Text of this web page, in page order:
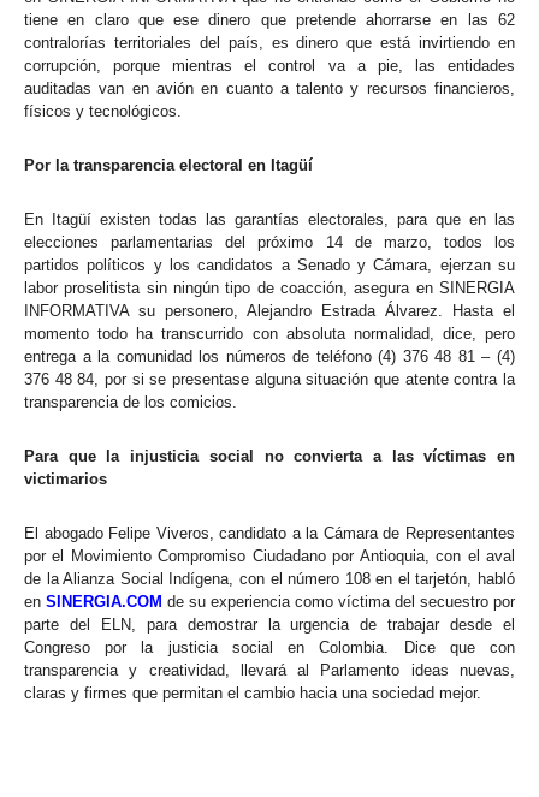
tiene en claro que ese dinero que pretende ahorrarse en las 62
contralorías territoriales del país, es dinero que está invirtiendo en
corrupción, porque mientras el control va a pie, las entidades
auditadas van en avión en cuanto a talento y recursos financieros,
físicos y tecnológicos.
Por la transparencia electoral en Itagüí
En Itagüí existen todas las garantías electorales, para que en las
elecciones parlamentarias del próximo 14 de marzo, todos los
partidos políticos y los candidatos a Senado y Cámara, ejerzan su
labor proselitista sin ningún tipo de coacción, asegura en SINERGIA
INFORMATIVA su personero, Alejandro Estrada Álvarez. Hasta el
momento todo ha transcurrido con absoluta normalidad, dice, pero
entrega a la comunidad los números de teléfono (4) 376 48 81 – (4)
376 48 84, por si se presentase alguna situación que atente contra la
transparencia de los comicios.
Para que la injusticia social no convierta a las víctimas en
victimarios
El abogado Felipe Viveros, candidato a la Cámara de Representantes
por el Movimiento Compromiso Ciudadano por Antioquia, con el aval
de la Alianza Social Indígena, con el número 108 en el tarjetón, habló
en SINERGIA.COM de su experiencia como víctima del secuestro por
parte del ELN, para demostrar la urgencia de trabajar desde el
Congreso por la justicia social en Colombia. Dice que con
transparencia y creatividad, llevará al Parlamento ideas nuevas,
claras y firmes que permitan el cambio hacia una sociedad mejor.